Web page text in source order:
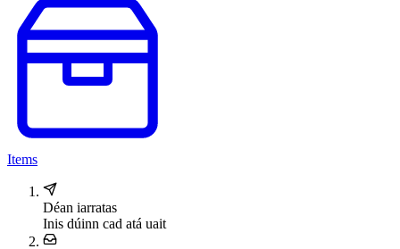
Items
Déan iarratas
Inis dúinn cad atá uait